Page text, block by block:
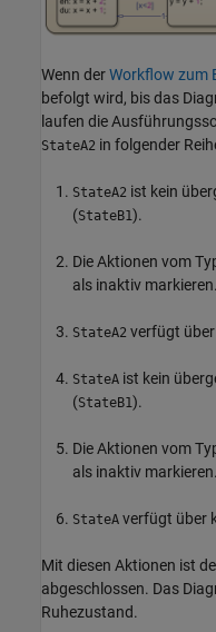
Wenn derWorkflow zum
befolgt wird, bis das
laufen die
StateA2 in folgender
StateA2 ist kein
(StateB1).
Die Aktionen vom
als inaktiv markieren.
StateA2 verfügt
StateA ist kein
(StateB1).
Die Aktionen vom
als inaktiv markieren.
StateA verfügt über
Mit diesen Aktionen ist
abgeschlossen. Das
Ruhezustand.